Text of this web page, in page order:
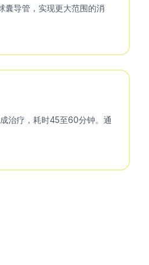
导管，实现更大范围的消
治疗，耗时45至60分钟。通